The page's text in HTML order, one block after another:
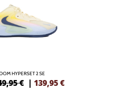
HYPERSET 2 SE
€ | 139,95 €